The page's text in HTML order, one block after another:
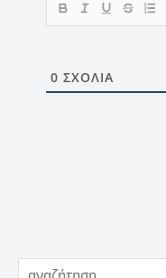
0 ΣΧΌΛΙΑ